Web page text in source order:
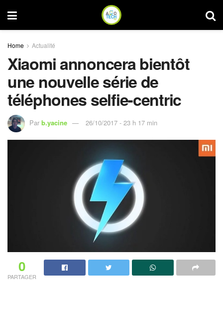
Home Actualité
Xiaomi annoncera bientôt
une nouvelle série de
téléphones selfie-centric
Par b.yacine 26/10/2017 - 23 h 17 min
0
PARTAGER